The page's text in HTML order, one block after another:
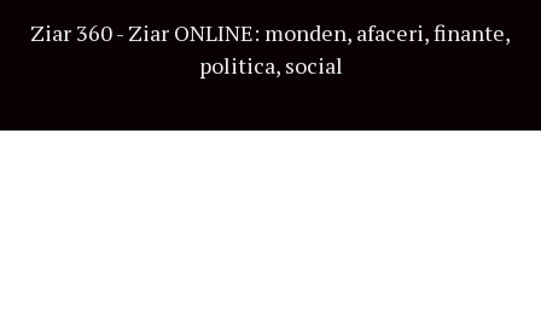
Ziar 360 - Ziar ONLINE: monden, afaceri, finante,
politica, social